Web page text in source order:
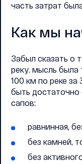
часть затрат
Как мы
Забыл сказать о
реку. мысль была
100 км по реке
быть достаточно
сапов:
равнинная,
без камней,
без